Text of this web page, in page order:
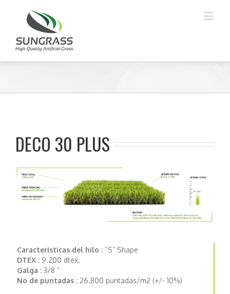
DECO 30 PLUS
Caracteristicas del hilo : “S” Shape
DTEX : 9.200 dtex.
Galga : 3/8 “
No de puntadas : 26.800 puntadas/m2 (+/- 10%)